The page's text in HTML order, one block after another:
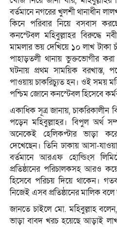
বর্তমানে নগরের খুলশী থানাধীন
কিনে পরিবার নিয়ে বসবাস
কনস্টেবল মহিবুল্লাহর বিরুদ্ধে
মামলার ভয় দেখিয়ে ১০ লাখ টাকা
পাহাড়তলী থানায় ভুক্তভোগীর করা
ঘটনায় প্রথম সাময়িক বরখাস্ত,
পাওয়ায় চাকরিচ্যুত হন। ওই সময়
পশ্চিম জোনে কনস্টেবল হিসেবে
একাধিক সূত্র জানায়, চাকরিকালীন
পড়েন মহিবুল্লাহর। বিপুল অর্থ
অনেকেই হেলিকপ্টার ভাড়া
দেখেছেন। তিনি ঢাকায় আসা-
বর্তমানে আরএফ হোল্ডিংস
প্রতিষ্ঠানের পরিচালকসহ আরও
হিসেবে পরিচয় দিয়ে থাকেন।
নিজেই এসব প্রতিষ্ঠানের মালিক বলে
জানতে চাইলে মো. মহিবুল্লাহ
ভাড়া বাবদ খরচ হয়েছে আড়াই